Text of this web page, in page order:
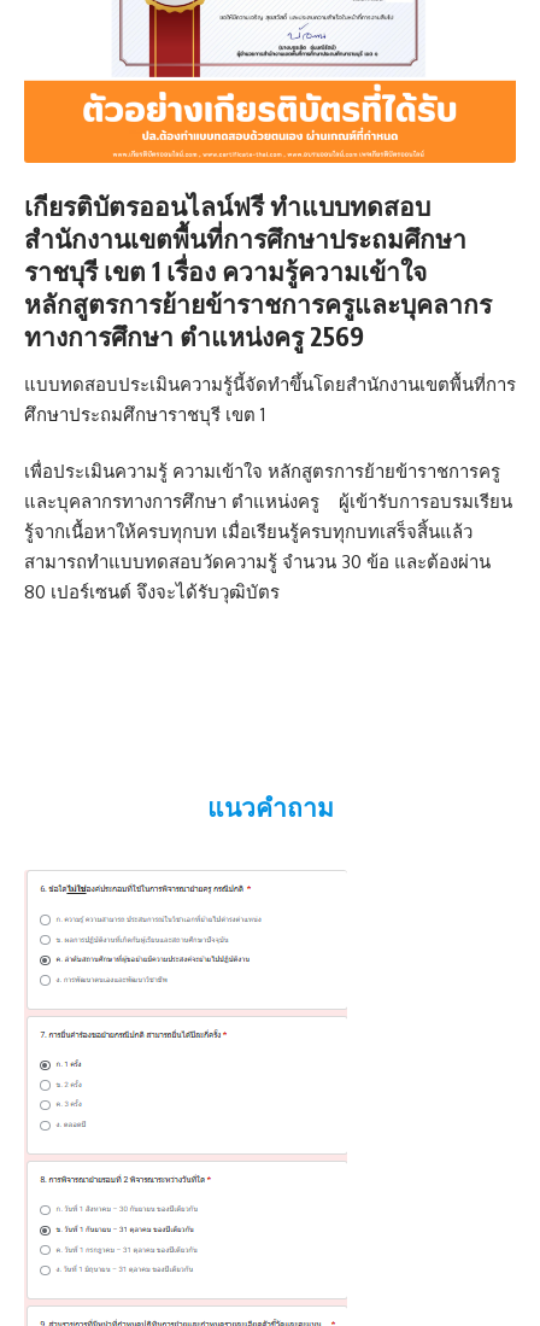
เกียรติบัตรออนไลน์ฟรีทำแบบทดสอบ
สำนักงานเขตพื้นที่การศึกษาประถมศึกษา
ราชบุรี เขต 1 เรื่อง ความรู้ความเข้าใจ
หลักสูตรการย้ายข้าราชการครูและบุคลากร
ทางการศึกษา ตำแหน่งครู 2569
แบบทดสอบประเมินความรู้นี้จัดทำขึ้นโดยสำนักงานเขตพื้นที่การ
ศึกษาประถมศึกษาราชบุรี เขต 1
เพื่อประเมินความรู้ ความเข้าใจ หลักสูตรการย้ายข้าราชการครู
และบุคลากรทางการศึกษา ตำแหน่งครู ผู้เข้ารับการอบรมเรียน
รู้จากเนื้อหาให้ครบทุกบท เมื่อเรียนรู้ครบทุกบทเสร็จสิ้นแล้ว
สามารถทำแบบทดสอบวัดความรู้ จำนวน 30 ข้อ และต้องผ่าน
80 เปอร์เซนต์ จึงจะได้รับวุฒิบัตร
แนวคำถาม